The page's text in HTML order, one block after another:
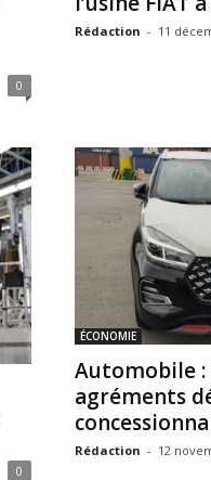
0
Rédaction - 11
0
ÉCONOMIE
Automobile
agréments
Rédaction - 12